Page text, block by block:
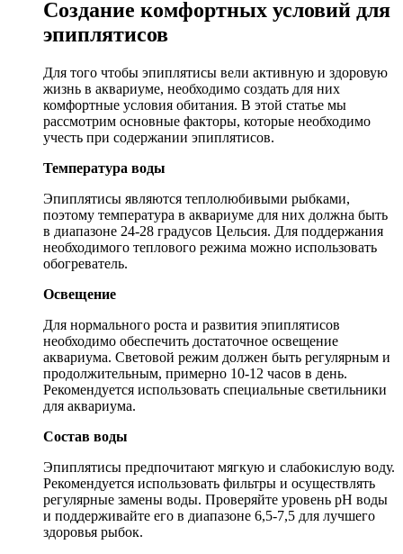
Создание комфортных условий для
эпиплятисов
Для того чтобы эпиплятисы вели активную и здоровую
жизнь в аквариуме, необходимо создать для них
комфортные условия обитания. В этой статье мы
рассмотрим основные факторы, которые необходимо
учесть при содержании эпиплятисов.
Температура воды
Эпиплятисы являются теплолюбивыми рыбками,
поэтому температура в аквариуме для них должна быть
в диапазоне 24-28 градусов Цельсия. Для поддержания
необходимого теплового режима можно использовать
обогреватель.
Освещение
Для нормального роста и развития эпиплятисов
необходимо обеспечить достаточное освещение
аквариума. Световой режим должен быть регулярным и
продолжительным, примерно 10-12 часов в день.
Рекомендуется использовать специальные светильники
для аквариума.
Состав воды
Эпиплятисы предпочитают мягкую и слабокислую воду.
Рекомендуется использовать фильтры и осуществлять
регулярные замены воды. Проверяйте уровень pH воды
и поддерживайте его в диапазоне 6,5-7,5 для лучшего
здоровья рыбок.